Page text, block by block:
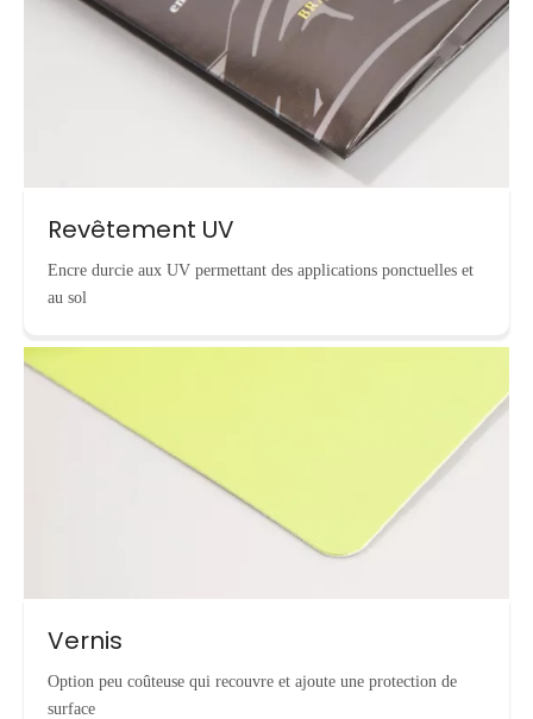
Revêtement UV
Encre durcie aux UV permettant des applications ponctuelles et
au sol
Vernis
Option peu coûteuse qui recouvre et ajoute une protection de
surface